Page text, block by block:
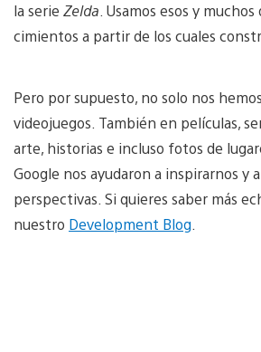
la serie Zelda. Usamos esos y
cimientos a partir de los cuales
Pero por supuesto, no solo nos
videojuegos. También en películas,
arte, historias e incluso fotos de
Google nos ayudaron a inspirarnos y
perspectivas. Si quieres saber más
nuestro Development Blog.